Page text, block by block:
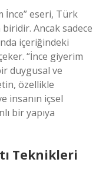
İnce” eseri, Türk
Ancak sadece
içeriğindeki
“İnce giyerim
duygusal ve
özellikle
insanın içsel
bir yapıya
Teknikleri